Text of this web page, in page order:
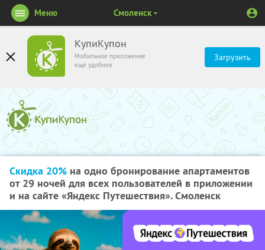
КупиКупон
Мобильное приложение
ещё удобнее
Загрузить
Меню Смоленск
Скидка 20% на одно бронирование апартаментов
от 29 ночей для всех пользователей в приложении
и на сайте «Яндекс Путешествия». Смоленск